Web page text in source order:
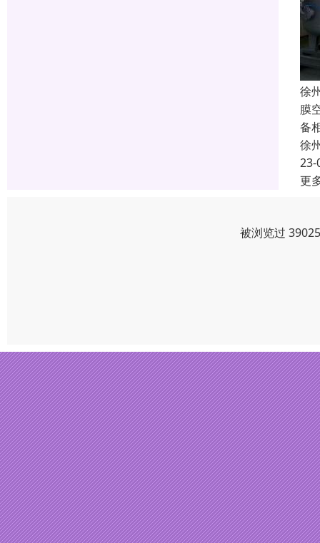
徐
膜
备
徐
23-
更
被浏览过